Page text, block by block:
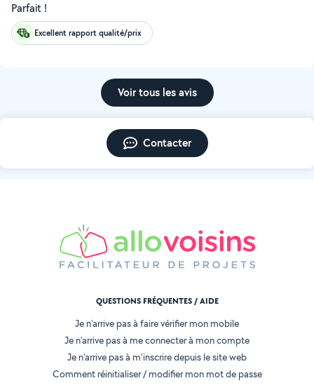
Parfait !
Excellent rapport qualité/prix
Voir tous les avis
Contacter
QUESTIONS FRÉQUENTES / AIDE
Je n'arrive pas à faire vérifier mon mobile
Je n'arrive pas à me connecter à mon compte
Je n'arrive pas à m'inscrire depuis le site web
Comment réinitialiser / modifier mon mot de passe